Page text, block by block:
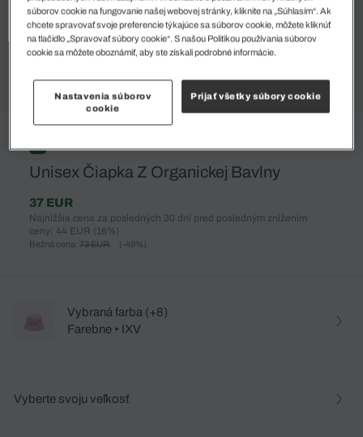
%
Unisex Čiapka Z Organickej Bavlny
37 EUR
Najnižšia cena za posledných 30 dní pred posledným znížením
ceny: 44 EUR (16%)
Bežná cena: 73 EUR (-49%)
Vybraná farba (+8)
Farebne • IXV
Vyberte svoju veľkosť
súborov cookie na fungovanie našej webovej stránky, kliknite na „Súhlasím“. Ak
chcete spravovať svoje preferencie týkajúce sa súborov cookie, môžete kliknúť
na tlačidlo „Spravovať súbory cookie“. S našou Politikou používania súborov
cookie sa môžete oboznámiť, aby ste získali podrobné informácie.
Nastavenia súborov
cookie
Prijať všetky súbory cookie